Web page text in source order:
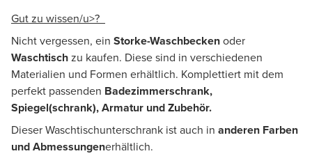
Gut zu wissen/u>?
Nicht vergessen, ein Storke-Waschbeckenoder
Waschtischzu kaufen. Diese sind in verschiedenen
Materialien und Formen erhältlich. Komplettiert mit dem
perfekt passenden Badezimmerschrank,
Spiegel(schrank), Armatur und Zubehör.
Dieser Waschtischunterschrank ist auch in anderen Farben
und Abmessungenerhältlich.